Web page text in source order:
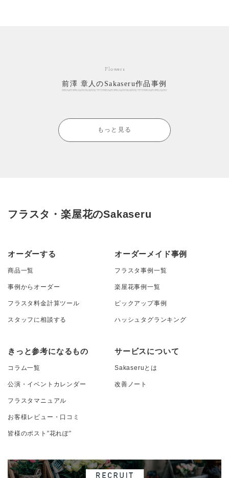
Flowers
前澤 章人のSakaseru作品事例
もっと見る
フラスタ・楽屋花のSakaseru
オーダーする
商品一覧
事例からオーダー
フラスタ料金計算ツール
スタッフに相談する
オーダーメイド事例
フラスタ事例一覧
楽屋花事例一覧
ピックアップ事例
ハッシュタグランキング
きっと参考になるもの
コラム一覧
公演・イベントカレンダー
フラスタマニュアル
お客様レビュー・口コミ
皆様のポスト”花れぽ”
サービスについて
Sakaseruとは
改善ノート